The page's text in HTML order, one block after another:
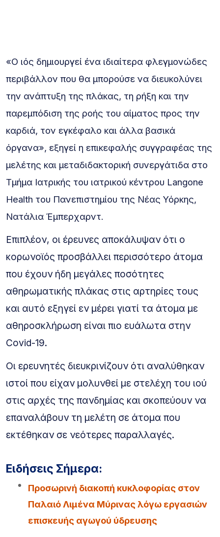
«Ο ιός δημιουργεί ένα ιδιαίτερα φλεγμονώδες
περιβάλλον που θα μπορούσε να διευκολύνει
την ανάπτυξη της πλάκας, τη ρήξη και την
παρεμπόδιση της ροής του αίματος προς την
καρδιά, τον εγκέφαλο και άλλα βασικά
όργανα», εξηγεί η επικεφαλής συγγραφέας της
μελέτης και μεταδιδακτορική συνεργάτιδα στο
Τμήμα Ιατρικής του ιατρικού κέντρου Langone
Health του Πανεπιστημίου της Νέας Υόρκης,
Νατάλια Έμπερχαρντ.
Επιπλέον, οι έρευνες αποκάλυψαν ότι ο
κορωνοϊός προσβάλλει περισσότερο άτομα
που έχουν ήδη μεγάλες ποσότητες
αθηρωματικής πλάκας στις αρτηρίες τους
και αυτό εξηγεί εν μέρει γιατί τα άτομα με
αθηροσκλήρωση είναι πιο ευάλωτα στην
Covid-19.
Οι ερευνητές διευκρινίζουν ότι αναλύθηκαν
ιστοί που είχαν μολυνθεί με στελέχη του ιού
στις αρχές της πανδημίας και σκοπεύουν να
επαναλάβουν τη μελέτη σε άτομα που
εκτέθηκαν σε νεότερες παραλλαγές.
Ειδήσεις Σήμερα:
Προσωρινή διακοπή κυκλοφορίας στον
Παλαιό Λιμένα Μύρινας λόγω εργασιών
επισκευής αγωγού ύδρευσης